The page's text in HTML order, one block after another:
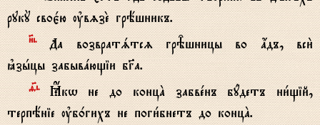
рукY своє1ю ўвzзE грёшникъ.
}i.Да возвратsтсz грBшницы во ѓдъ, вси2
kзhцы забывaющіи бGа.
f7i.Ћкw не до концA забвeнъ бyдетъ ни1щій,
терпёніе ўб0гихъ не поги1бнетъ до концA.